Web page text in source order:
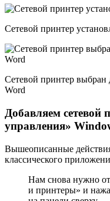
Сетевой принтер
Сетевой принтер выбран
Word
Добавляем сетевой
управления»
Вышеописанные
классического
Нам снова нужно
и принтеры» и